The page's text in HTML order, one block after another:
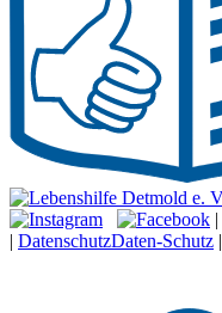
|
| DatenschutzDaten-Schutz |